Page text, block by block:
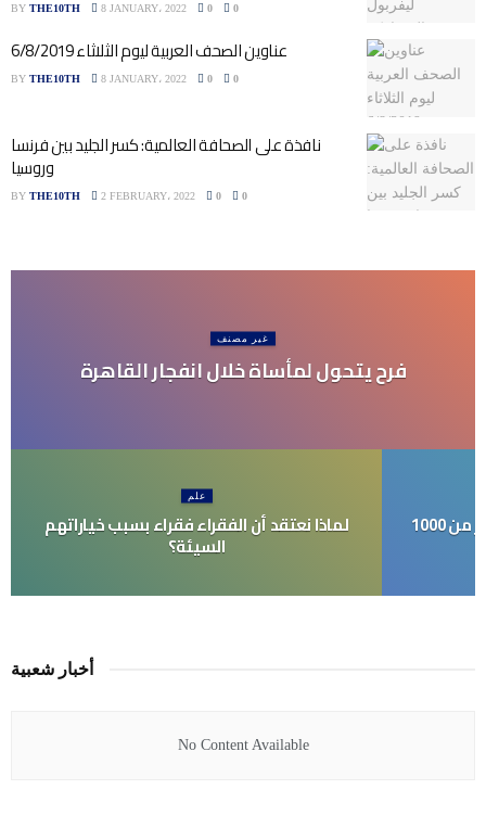
BY THE10TH 8 JANUARY، 2022 0 0
عناوين الصحف العربية ليوم الثلاثاء 6/8/2019
BY THE10TH 8 JANUARY، 2022 0 0
نافذة على الصحافة العالمية: كسر الجليد بين فرنسا
وروسيا
BY THE10TH 2 FEBRUARY، 2022 0 0
غير مصنف
فرح يتحول لمأساة خلال انفجار القاهرة
علم
لماذا نعتقد أن الفقراء فقراء بسبب خياراتهم
السيئة؟
تقدم الهند واي فاي مجاني إلى أكثر من 1000
أخبار شعبية
No Content Available